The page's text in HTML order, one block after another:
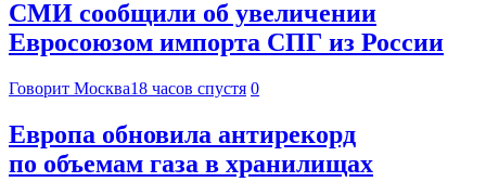
СМИ сообщили об увеличении
Евросоюзом импорта СПГ из России
Говорит Москва18 часов спустя 0
Европа обновила антирекорд
по объемам газа в хранилищах